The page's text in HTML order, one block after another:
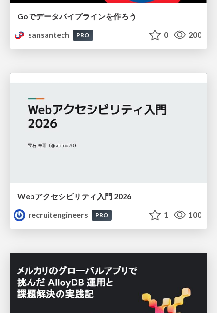
Goでデータパイプラインを作ろう
sansantech
PRO 0 200
Webアクセシビリティ入門 2026
recruitengineers
PRO 1 100